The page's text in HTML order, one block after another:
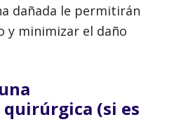
dañada le permitirán
y minimizar el daño
(si es